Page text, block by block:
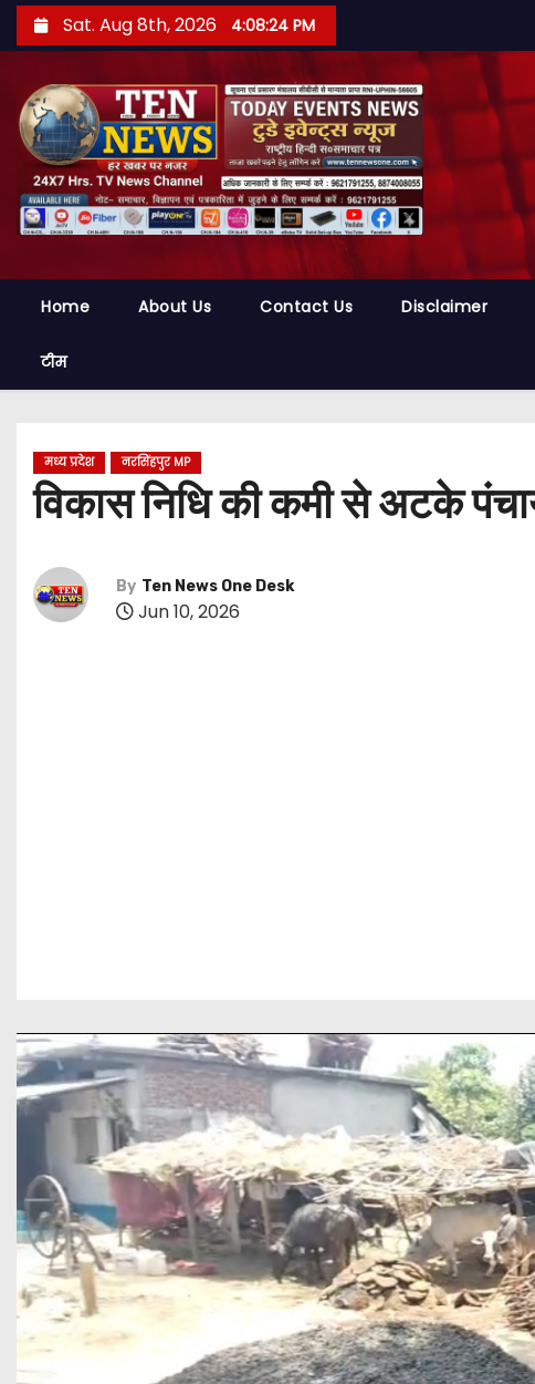
k
t
Sat. Aug 8th, 2026 4:08:25 PM
Home About Us Contact Us Disclaimer
टीम
मध्य प्रदेश नरसिंहपुर MP
विकास निधि की कमी से अटके
By Ten News One Desk
Jun 10, 2026